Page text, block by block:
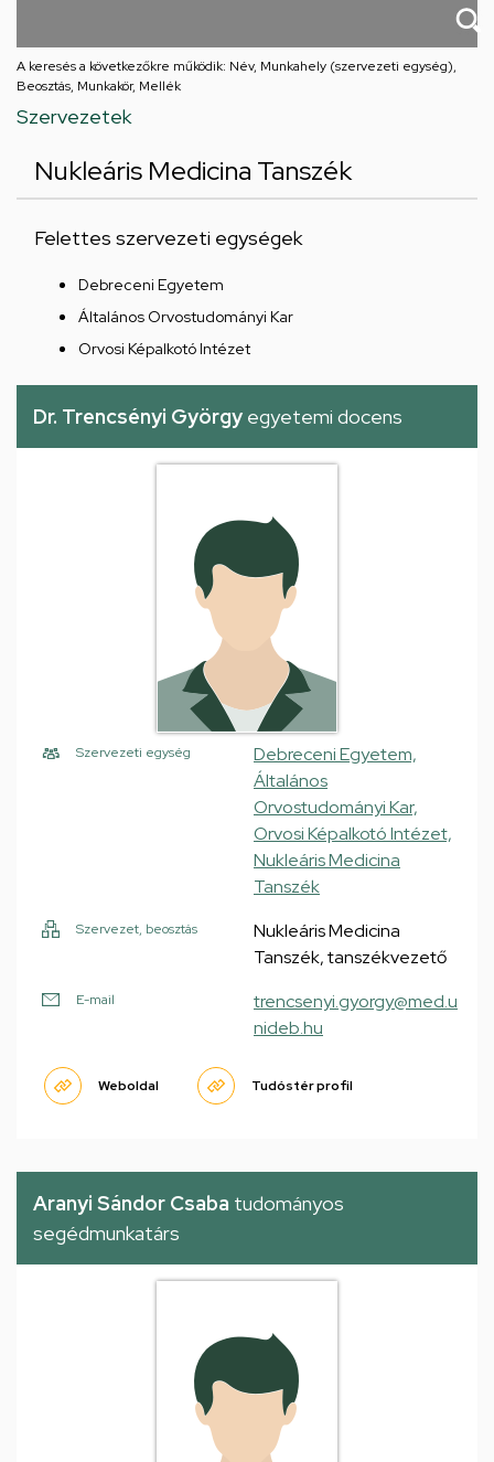
A keresés a következőkre működik: Név, Munkahely (szervezeti egység),
Beosztás, Munkakör, Mellék
Szervezetek
Nukleáris Medicina Tanszék
Felettes szervezeti egységek
Debreceni Egyetem
Általános Orvostudományi Kar
Orvosi Képalkotó Intézet
Dr. Trencsényi György egyetemi docens
Szervezeti egység
Debreceni Egyetem,
Általános
Orvostudományi Kar,
Orvosi Képalkotó Intézet,
Nukleáris Medicina
Tanszék
Szervezet, beosztás
Nukleáris Medicina
Tanszék, tanszékvezető
E-mail
trencsenyi.gyorgy@med.u
nideb.hu
Weboldal Tudóstér profil
Aranyi Sándor Csaba tudományos
segédmunkatárs